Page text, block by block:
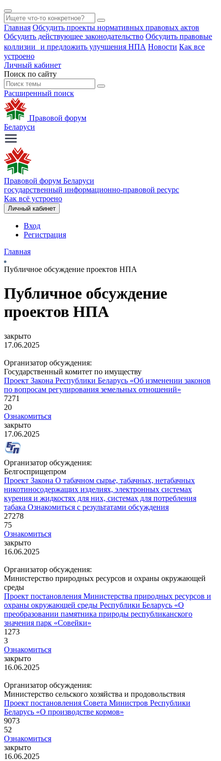
Главная Обсудить проекты нормативных правовых актов
Обсудить действующее законодательство Обсудить правовые
коллизии и предложить улучшения НПА Новости Как все
устроено
Личный кабинет
Поиск по сайту
Расширенный поиск
Правовой форум
Беларуси
Правовой форум Беларуси
государственный информационно-правовой ресурс
Как всё устроено
Личный кабинет
Вход
Регистрация
Главная
Публичное обсуждение проектов НПА
Публичное обсуждение
проектов НПА
закрыто
17.06.2025
Организатор обсуждения:
Государственный комитет по имуществу
Проект Закона Республики Беларусь «Об изменении законов
по вопросам регулирования земельных отношений»
7271
20
Ознакомиться
закрыто
17.06.2025
Организатор обсуждения:
Белгосприщепром
Проект Закона О табачном сырье, табачных, нетабачных
никотиносодержащих изделиях, электронных системах
курения и жидкостях для них, системах для потребления
табака Ознакомиться с результатами обсуждения
27278
75
Ознакомиться
закрыто
16.06.2025
Организатор обсуждения:
Министерство природных ресурсов и охраны окружающей
среды
Проект постановления Министерства природных ресурсов и
охраны окружающей среды Республики Беларусь «О
преобразовании памятника природы республиканского
значения парк «Совейки»
1273
3
Ознакомиться
закрыто
16.06.2025
Организатор обсуждения:
Министерство сельского хозяйства и продовольствия
Проект постановления Совета Министров Республики
Беларусь «О производстве кормов»
9073
52
Ознакомиться
закрыто
16.06.2025